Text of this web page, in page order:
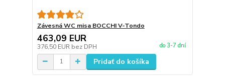
Závesná WC misa BOCCHI V-Tondo
463,09 EUR
376,50 EUR bez DPH do 3-7 dní
Pridať do košíka